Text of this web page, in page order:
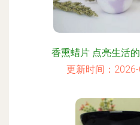
香熏蜡片 点亮生活
更新时间：2026-